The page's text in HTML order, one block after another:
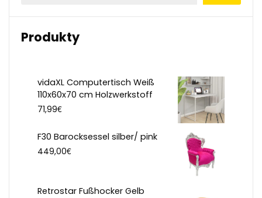
Produkty
vidaXL Computertisch Weiß
110x60x70 cm Holzwerkstoff
71,99€
F30 Barocksessel silber/ pink
449,00€
Retrostar Fußhocker Gelb